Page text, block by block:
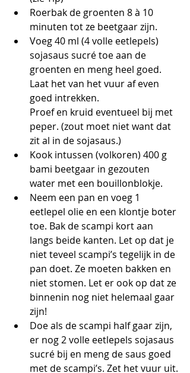
Roerbak de groenten 8 à 10
minuten tot ze beetgaar zijn.
Voeg 40 ml (4 volle eetlepels)
sojasaus sucré toe aan de
groenten en meng heel goed.
Laat het van het vuur af even
goed intrekken.
Proef en kruid eventueel bij met
peper. (zout moet niet want dat
zit al in de sojasaus.)
Kook intussen (volkoren) 400 g
bami beetgaar in gezouten
water met een bouillonblokje.
Neem een pan en voeg 1
eetlepel olie en een klontje boter
toe. Bak de scampi kort aan
langs beide kanten. Let op dat je
niet teveel scampi’s tegelijk in de
pan doet. Ze moeten bakken en
niet stomen. Let er ook op dat ze
binnenin nog niet helemaal gaar
zijn!
Doe als de scampi half gaar zijn,
er nog 2 volle eetlepels sojasaus
sucré bij en meng de saus goed
met de scampi’s. Zet het vuur uit.